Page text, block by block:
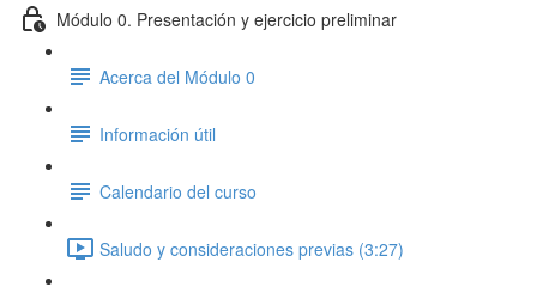
Módulo 0. Presentación y ejercicio preliminar
Acerca del Módulo 0
Información útil
Calendario del curso
Saludo y consideraciones previas (3:27)